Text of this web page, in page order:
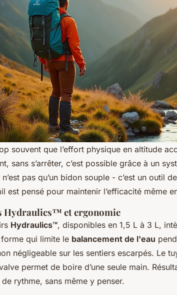
souvent que l’effort physique en altitude
sans s’arrêter, c’est possible grâce à un
pas qu’un bidon souple - c’est un outil
est pensé pour maintenir l’efficacité même
Hydraulics™ et ergonomie
Hydraulics™, disponibles en 1,5 L à 3 L,
qui limite le balancement de l'eau
négligeable sur les sentiers escarpés. Le
permet de boire d’une seule main.
rythme, sans même y penser.